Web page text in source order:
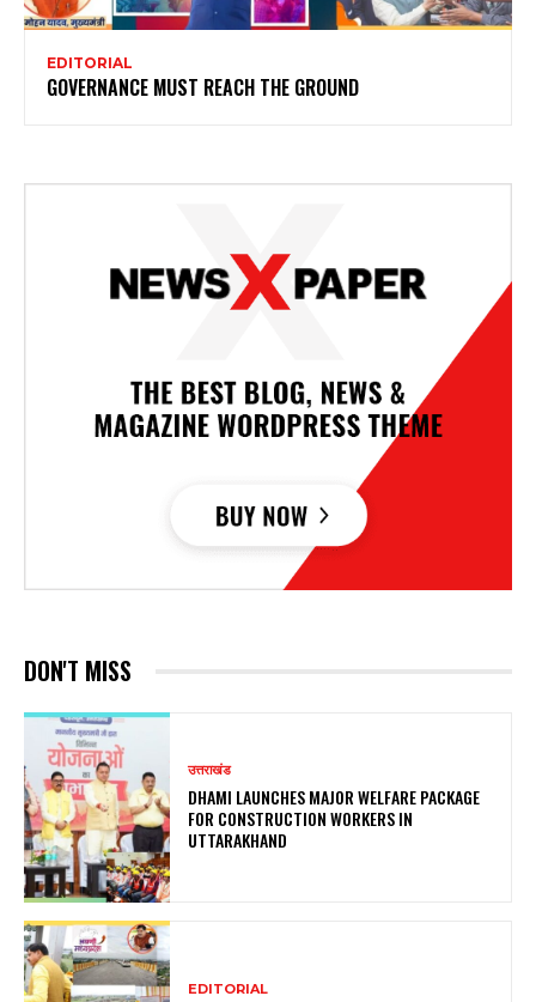
EDITORIAL
GOVERNANCE MUST REACH THE GROUND
DON'T MISS
उत्तराखंड
DHAMI LAUNCHES MAJOR WELFARE PACKAGE
FOR CONSTRUCTION WORKERS IN
UTTARAKHAND
EDITORIAL